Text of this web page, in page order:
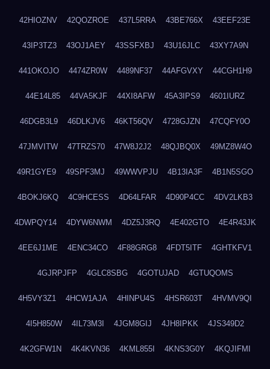
42HIOZNV 42QOZROE 437L5RRA 43BE766X 43EEF23E
43IP3TZ3 43OJ1AEY 43SSFXBJ 43U16JLC 43XY7A9N
441OKOJO 4474ZR0W 4489NF37 44AFGVXY 44CGH1H9
44E14L85 44VA5KJF 44XI8AFW 45A3IPS9 4601IURZ
46DGB3L9 46DLKJV6 46KT56QV 4728GJZN 47CQFY0O
47JMVITW 47TRZS70 47W8J2J2 48QJBQ0X 49MZ8W4O
49R1GYE9 49SPF3MJ 49WWVPJU 4B13IA3F 4B1N5SGO
4BOKJ6KQ 4C9HCESS 4D64LFAR 4D90P4CC 4DV2LKB3
4DWPQY14 4DYW6NWM 4DZ5J3RQ 4E402GTO 4E4R43JK
4EE6J1ME 4ENC34CO 4F88GRG8 4FDT5ITF 4GHTKFV1
4GJRPJFP 4GLC8SBG 4GOTUJAD 4GTUQOMS
4H5VY3Z1 4HCW1AJA 4HINPU4S 4HSR603T 4HVMV9QI
4I5H850W 4IL73M3I 4JGM8GIJ 4JH8IPKK 4JS349D2
4K2GFW1N 4K4KVN36 4KML855I 4KNS3G0Y 4KQJIFMI